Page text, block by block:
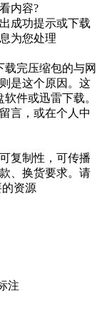
内容?
成功提示或下载
为您处理
完压缩包的与网
是这个原因。这
件或迅雷下载。
言，或在个人中
复制性，可传播
、换货要求。请
资源
注